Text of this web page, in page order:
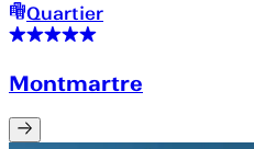
Quartier
Montmartre